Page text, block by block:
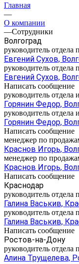
Главная
—
О компании
—Сотрудники
Волгоград
руководитель отдела
Евгений Сухов,
руководитель отдела
Евгений Сухов,
Написать сообщение
руководитель отдела
Горянин Федор,
руководитель отдела
Горянин Федор,
Написать сообщение
менеджер по
Краснов Игорь,
менеджер по
Краснов Игорь,
Написать сообщение
Краснодар
руководитель отдела
Галина Васькив,
руководитель отдела
Галина Васькив,
Написать сообщение
Ростов-на-Дону
руководитель отдела
Алина Трущелева,